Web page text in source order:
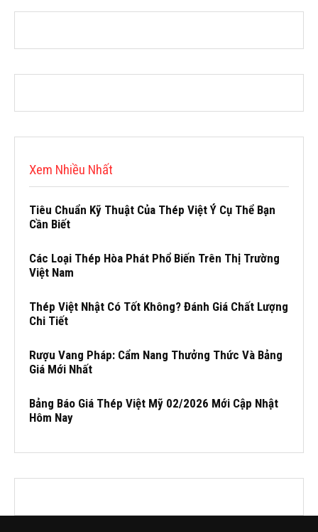
Xem Nhiều Nhất
Tiêu Chuẩn Kỹ Thuật Của Thép Việt Ý Cụ Thể Bạn
Cần Biết
Các Loại Thép Hòa Phát Phổ Biến Trên Thị Trường
Việt Nam
Thép Việt Nhật Có Tốt Không? Đánh Giá Chất Lượng
Chi Tiết
Rượu Vang Pháp: Cẩm Nang Thưởng Thức Và Bảng
Giá Mới Nhất
Bảng Báo Giá Thép Việt Mỹ 02/2026 Mới Cập Nhật
Hôm Nay